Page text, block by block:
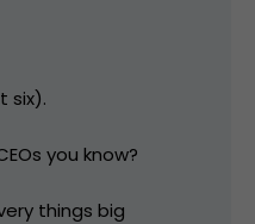
six).
you know?
things big